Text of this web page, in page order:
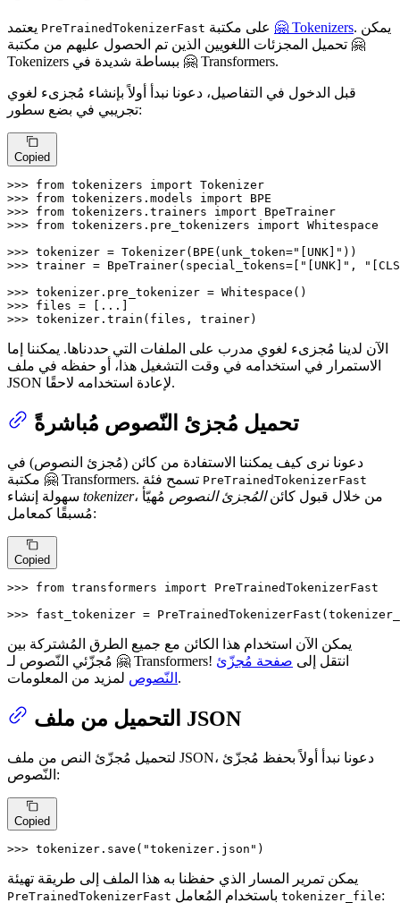
PreTrainedTokenizerFast 🤗 Tokenizers. يمكن
تحميل المجزئات اللغويين الذين تم الحصول عليهم من مكتبة 🤗
Tokenizers ببساطة شديدة في 🤗 Transformers.
قبل الدخول في التفاصيل، دعونا نبدأ أولاً بإنشاء مُجزىء لغوي
تجريبي في بضع سطور:
Copied
>>> from tokenizers import
>>> from tokenizers.models import
>>> from tokenizers.trainers import
>>> from tokenizers.pre_tokenizers import Whitespace
>>> tokenizer = Tokenizer(BPE(unk_token="[UNK]"
>>> trainer = BpeTrainer(special_tokens=[ "[UNK]" ,
>>>
>>>
>>> tokenizer.train(files, trainer)
الآن لدينا مُجزىء لغوي مدرب على الملفات التي حددناها. يمكننا إما
الاستمرار في استخدامه في وقت التشغيل هذا، أو حفظه في ملف
JSON لإعادة استخدامه لاحقًا.
تحميل مُجزئ النّصوص مُباشرةً
دعونا نرى كيف يمكننا الاستفادة من كائن (مُجزئ النصوص) في
PreTrainedTokenizerFast
tokenizer ، من خلال قبول كائنالمُجزئ النصوص مُهيّأ
مُسبقًا كمعامل:
Copied
>>> from transformers import PreTrainedTokenizerFast
>>> fast_tokenizer =
يمكن الآن استخدام هذا الكائن مع جميع الطرق المُشتركة بين
مُجزّئي النّصوص لـ 🤗 Transformers! انتقل إلى صفحة مُجزّئ
النّصوص لمزيد من المعلومات.
التحميل من ملف JSON
لتحميل مُجزّئ النص من ملف JSON، دعونا نبدأ أولاً بحفظ مُجزّئ
النّصوص:
Copied
>>> tokenizer.save( "tokenizer.json" )
يمكن تمرير المسار الذي حفظنا به هذا الملف إلى طريقة تهيئة
PreTrainedTokenizerFast tokenizer_file: